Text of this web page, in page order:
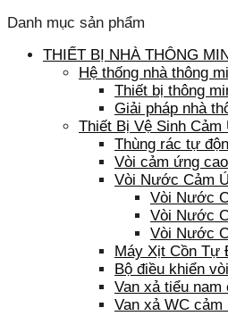
Danh mục sản phẩm
THIẾT BỊ NHÀ THÔNG
Hệ thống nhà thông
Thiết bị thông
Giải pháp nhà
Thiết Bị Vệ Sinh Cảm
Thùng rác tự
Vòi cảm ứng
Vòi Nước Cảm
Vòi Nước
Vòi Nước
Vòi Nước
Máy Xịt Cồn Tự
Bộ điều khiển
Van xả tiểu nam
Van xả WC cảm